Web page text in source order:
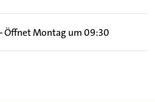
Öffnet Montag um 09:30